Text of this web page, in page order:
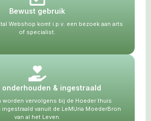
Bewust gebruik
Webshop komt i.p.v. een bezoek aan arts
of specialist.
onderhouden & ingestraald
worden vervolgens bij de Hoeder thuis
vanuit de LeMUria MoederBron
van al het Leven.